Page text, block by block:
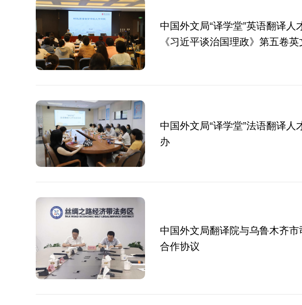
中国外文局“译学堂”英语翻译人
《习近平谈治国理政》第五卷
中国外文局“译学堂”法语翻译人
办
中国外文局翻译院与乌鲁木齐
合作协议